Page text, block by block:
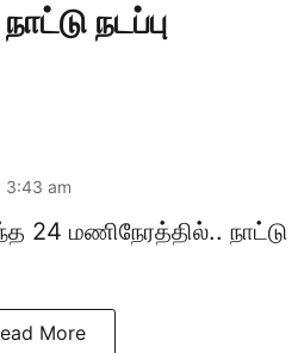
நடப்பு
3:43 am
24 மணிநேரத்தில்.. நாட்டு
More